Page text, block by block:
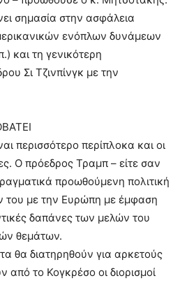
σημασία στην ασφάλεια
ενόπλων δυνάμεων
και τη γενικότερη
Σι Τζινπίνγκ με την
περισσότερο περίπλοκα και οι
Ο πρόεδρος Τραμπ – είτε σαν
προωθούμενη πολιτική
του με την Ευρώπη με έμφαση
δαπάνες των μελών του
θεμάτων.
θα διατηρηθούν για αρκετούς
από το Κογκρέσο οι διορισμοί